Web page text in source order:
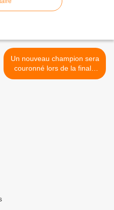
Un nouveau champion sera
couronné lors de la finale
du TEKKEN WORLD TOUR